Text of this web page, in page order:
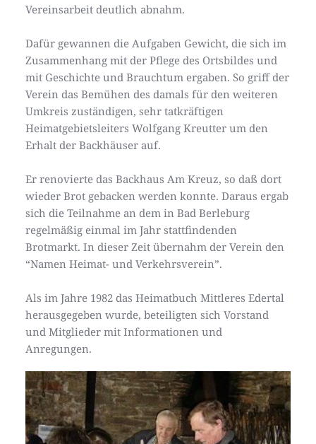
Vereinsarbeit deutlich abnahm.
Dafür gewannen die Aufgaben Gewicht, die sich im
Zusammenhang mit der Pflege des Ortsbildes und
mit Geschichte und Brauchtum ergaben. So griff der
Verein das Bemühen des damals für den weiteren
Umkreis zuständigen, sehr tatkräftigen
Heimatgebietsleiters Wolfgang Kreutter um den
Erhalt der Backhäuser auf.
Er renovierte das Backhaus Am Kreuz, so daß dort
wieder Brot gebacken werden konnte. Daraus ergab
sich die Teilnahme an dem in Bad Berleburg
regelmäßig einmal im Jahr stattfindenden
Brotmarkt. In dieser Zeit übernahm der Verein den
“Namen Heimat- und Verkehrsverein”.
Als im Jahre 1982 das Heimatbuch Mittleres Edertal
herausgegeben wurde, beteiligten sich Vorstand
und Mitglieder mit Informationen und
Anregungen.